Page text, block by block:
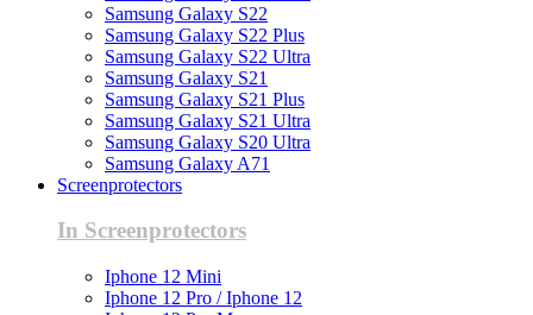
Samsung Galaxy S22
Samsung Galaxy S22 Plus
Samsung Galaxy S22 Ultra
Samsung Galaxy S21
Samsung Galaxy S21 Plus
Samsung Galaxy S21 Ultra
Samsung Galaxy S20 Ultra
Samsung Galaxy A71
Screenprotectors
In Screenprotectors
Iphone 12 Mini
Iphone 12 Pro / Iphone 12